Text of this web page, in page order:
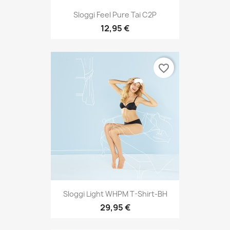
Sloggi Feel Pure Tai C2P
12,95 €
Sloggi Light WHPM T-Shirt-BH
29,95 €
favorite_border